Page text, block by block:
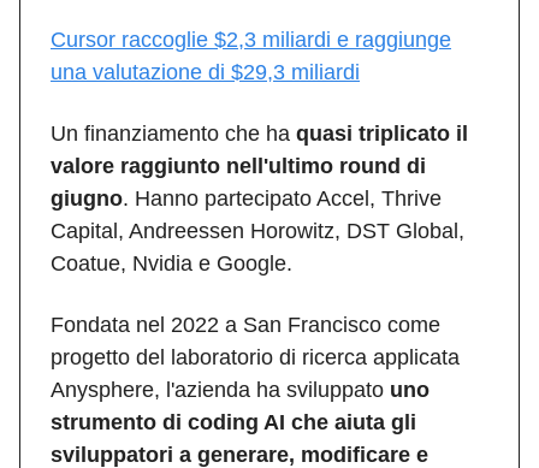
Cursor raccoglie $2,3 miliardi e raggiunge
una valutazione di $29,3 miliardi
Un finanziamento che ha quasi triplicato il
valore raggiunto nell'ultimo round di
giugno. Hanno partecipato Accel, Thrive
Capital, Andreessen Horowitz, DST Global,
Coatue, Nvidia e Google.
Fondata nel 2022 a San Francisco come
progetto del laboratorio di ricerca applicata
Anysphere, l'azienda ha sviluppato uno
strumento di coding AI che aiuta gli
sviluppatori a generare, modificare e